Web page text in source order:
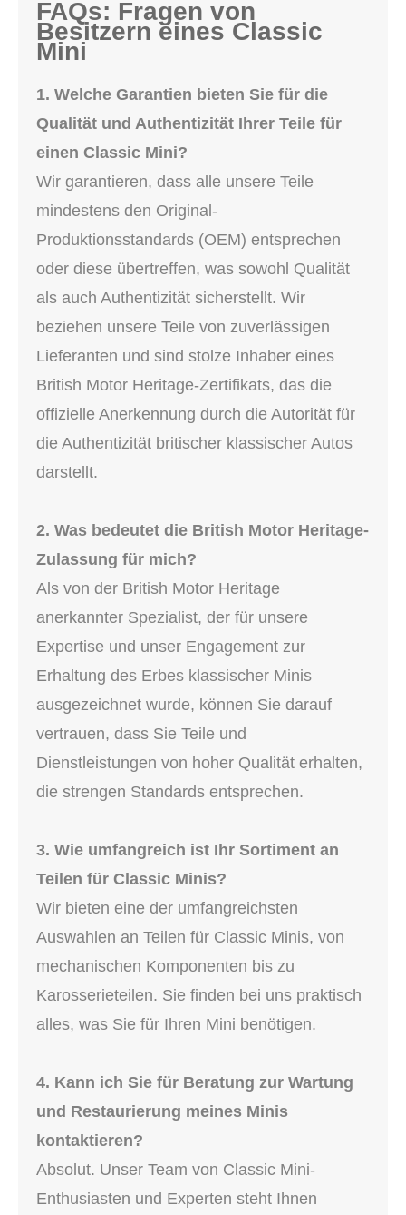
FAQs: Fragen von
Besitzern eines Classic
Mini
1. Welche Garantien bieten Sie für die
Qualität und Authentizität Ihrer Teile für
einen Classic Mini?
Wir garantieren, dass alle unsere Teile
mindestens den Original-
Produktionsstandards (OEM) entsprechen
oder diese übertreffen, was sowohl Qualität
als auch Authentizität sicherstellt. Wir
beziehen unsere Teile von zuverlässigen
Lieferanten und sind stolze Inhaber eines
British Motor Heritage-Zertifikats, das die
offizielle Anerkennung durch die Autorität für
die Authentizität britischer klassischer Autos
darstellt.
2. Was bedeutet die British Motor Heritage-
Zulassung für mich?
Als von der British Motor Heritage
anerkannter Spezialist, der für unsere
Expertise und unser Engagement zur
Erhaltung des Erbes klassischer Minis
ausgezeichnet wurde, können Sie darauf
vertrauen, dass Sie Teile und
Dienstleistungen von hoher Qualität erhalten,
die strengen Standards entsprechen.
3. Wie umfangreich ist Ihr Sortiment an
Teilen für Classic Minis?
Wir bieten eine der umfangreichsten
Auswahlen an Teilen für Classic Minis, von
mechanischen Komponenten bis zu
Karosserieteilen. Sie finden bei uns praktisch
alles, was Sie für Ihren Mini benötigen.
4. Kann ich Sie für Beratung zur Wartung
und Restaurierung meines Minis
kontaktieren?
Absolut. Unser Team von Classic Mini-
Enthusiasten und Experten steht Ihnen